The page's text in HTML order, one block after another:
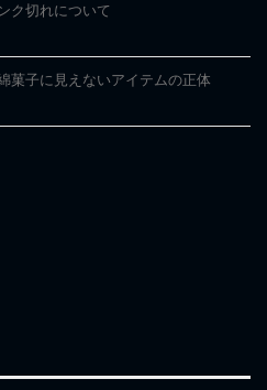
ク切れについて
菓子に見えないアイテムの正体